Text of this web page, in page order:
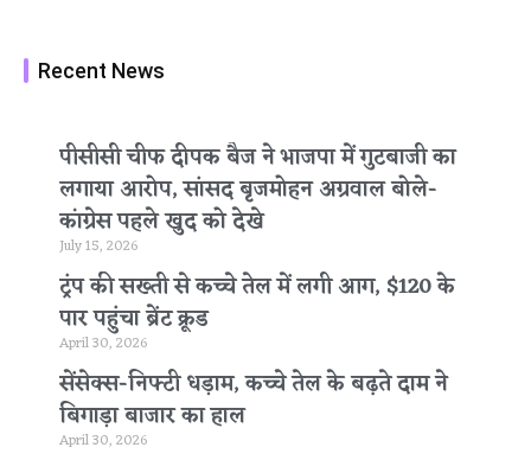
Recent News
पीसीसी चीफ दीपक बैज ने भाजपा में गुटबाजी का
लगाया आरोप, सांसद बृजमोहन अग्रवाल बोले-
कांग्रेस पहले खुद को देखे
July 15, 2026
ट्रंप की सख्ती से कच्चे तेल में लगी आग, $120 के
पार पहुंचा ब्रेंट क्रूड
April 30, 2026
सेंसेक्स-निफ्टी धड़ाम, कच्चे तेल के बढ़ते दाम ने
बिगाड़ा बाजार का हाल
April 30, 2026